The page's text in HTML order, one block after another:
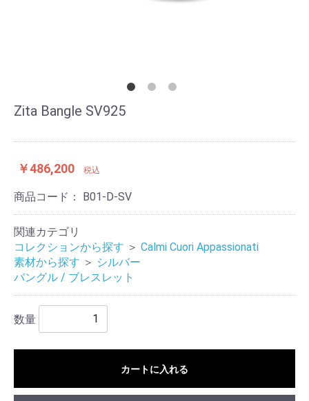
Zita Bangle SV925
￥486,200 税込
商品コード： B01-D-SV
関連カテゴリ
コレクションから探す ＞ Calmi Cuori Appassionati
素材から探す ＞ シルバー
バングル / ブレスレット
数量
カートに入れる